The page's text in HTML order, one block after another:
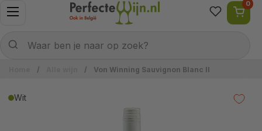
Ga naar content
Menu openen
Waar ben je naar op zoek?
0
/ / Von Winning Sauvignon Blanc II
Wit